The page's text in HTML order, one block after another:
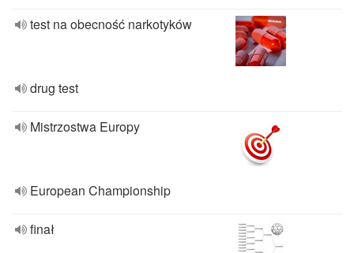
test na obecność narkotyków
drug test
Mistrzostwa Europy
European Championship
finał